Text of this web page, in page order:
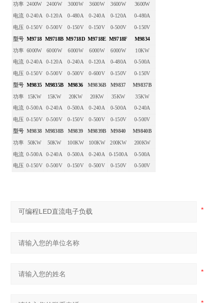
功率 2400W 2400W 3000W 3600W 3600W 3600W
电流 0-240A 0-120A 0-480A 0-240A 0-120A 0-480A
电压 0-150V 0-500V 0-150V 0-150V 0-500V 0-150V
型号 M9718 M9718B M9718D M9718E M9718F M9834
功率 6000W 6000W 6000W 6000W 6000W 10KW
电流 0-240A 0-120A 0-240A 0-120A 0-480A 0-500A
电压 0-150V 0-500V 0-500V 0-600V 0-150V 0-150V
型号 M9835 M9835B M9836 M9836B M9837 M9837B
功率 15KW 15KW 20KW 20KW 35KW 35KW
电流 0-500A 0-240A 0-500A 0-240A 0-500A 0-240A
电压 0-150V 0-500V 0-150V 0-500V 0-150V 0-500V
型号 M9838 M9838B M9839 M9839B M9840 M9840B
功率 50KW 50KW 100KW 100KW 200KW 200KW
电流 0-500A 0-240A 0-500A 0-240A 0-1500A 0-500A
电压 0-150V 0-500V 0-150V 0-500V 0-150V 0-500V